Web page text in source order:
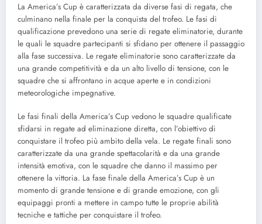
La America’s Cup è caratterizzata da diverse fasi di regata, che
culminano nella finale per la conquista del trofeo. Le fasi di
qualificazione prevedono una serie di regate eliminatorie, durante
le quali le squadre partecipanti si sfidano per ottenere il passaggio
alla fase successiva. Le regate eliminatorie sono caratterizzate da
una grande competitività e da un alto livello di tensione, con le
squadre che si affrontano in acque aperte e in condizioni
meteorologiche impegnative.
Le fasi finali della America’s Cup vedono le squadre qualificate
sfidarsi in regate ad eliminazione diretta, con l’obiettivo di
conquistare il trofeo più ambito della vela. Le regate finali sono
caratterizzate da una grande spettacolarità e da una grande
intensità emotiva, con le squadre che danno il massimo per
ottenere la vittoria. La fase finale della America’s Cup è un
momento di grande tensione e di grande emozione, con gli
equipaggi pronti a mettere in campo tutte le proprie abilità
tecniche e tattiche per conquistare il trofeo.